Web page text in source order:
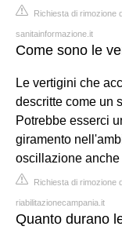
Richiesta di rimozione
sanitainformazione.it
Come sono le
Le vertigini che
descritte come un
Potrebbe esserci
giramento
oscillazione anche
Richiesta di rimozione
riabilitazionecampania.it
Quanto durano